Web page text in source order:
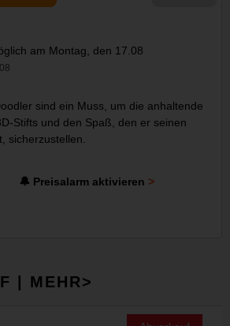
am Montag, den 17.08
sind ein Muss, um die anhaltende
Stifts und den Spaß, den er seinen
sicherzustellen.
🔔 Preisalarm aktivieren
| MEHR>